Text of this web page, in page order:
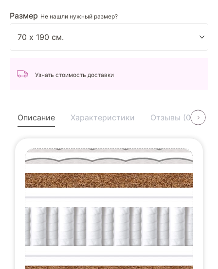
Размер Не нашли нужный размер?
Узнать стоимость доставки
Описание Характеристики Отзывы (0)